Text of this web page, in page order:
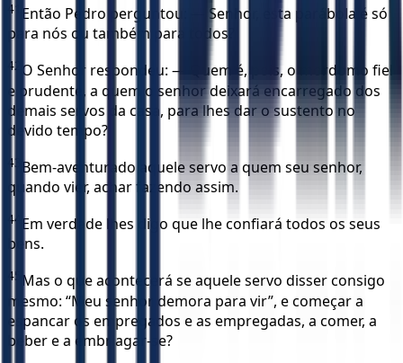
41 Então Pedro perguntou: — Senhor, esta parábola é só
para nós ou também para todos?
42 O Senhor respondeu: — Quem é, pois, o mordomo fiel
e prudente, a quem o senhor deixará encarregado dos
demais servos da casa, para lhes dar o sustento no
devido tempo?
43 Bem-aventurado aquele servo a quem seu senhor,
quando vier, achar fazendo assim.
44 Em verdade lhes digo que lhe confiará todos os seus
bens.
45 Mas o que acontecerá se aquele servo disser consigo
mesmo: “Meu senhor demora para vir”, e começar a
espancar os empregados e as empregadas, a comer, a
beber e a embriagar-se?